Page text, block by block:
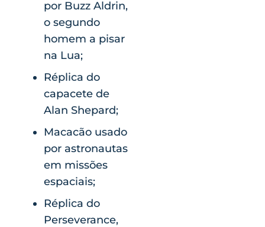
por Buzz Aldrin,
o segundo
homem a pisar
na Lua;
Réplica do
capacete de
Alan Shepard;
Macacão usado
por astronautas
em missões
espaciais;
Réplica do
Perseverance,